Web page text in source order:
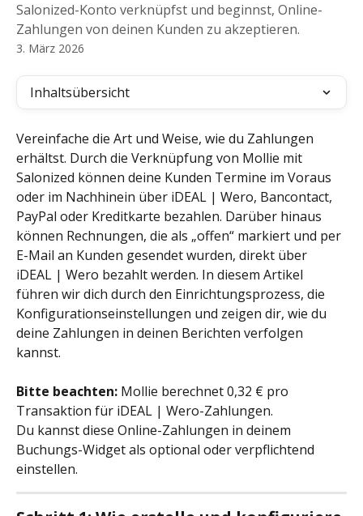
Salonized-Konto verknüpfst und beginnst, Online-
Zahlungen von deinen Kunden zu akzeptieren.
3. März 2026
Inhaltsübersicht
Vereinfache die Art und Weise, wie du Zahlungen
erhältst. Durch die Verknüpfung von Mollie mit
Salonized können deine Kunden Termine im Voraus
oder im Nachhinein über iDEAL | Wero, Bancontact,
PayPal oder Kreditkarte bezahlen. Darüber hinaus
können Rechnungen, die als „offen“ markiert und per
E-Mail an Kunden gesendet wurden, direkt über
iDEAL | Wero bezahlt werden. In diesem Artikel
führen wir dich durch den Einrichtungsprozess, die
Konfigurationseinstellungen und zeigen dir, wie du
deine Zahlungen in deinen Berichten verfolgen
kannst.
Bitte beachten: Mollie berechnet 0,32 € pro
Transaktion für iDEAL | Wero-Zahlungen.
Du kannst diese Online-Zahlungen in deinem
Buchungs-Widget als optional oder verpflichtend
einstellen.